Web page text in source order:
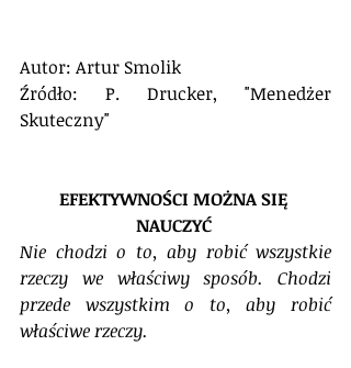
Autor: Artur Smolik
Źródło: P. Drucker, "Menedżer
Skuteczny"
EFEKTYWNOŚCI MOŻNA SIĘ
NAUCZYĆ
Nie chodzi o to, aby robić wszystkie
rzeczy we właściwy sposób. Chodzi
przede wszystkim o to, aby robić
właściwe rzeczy.